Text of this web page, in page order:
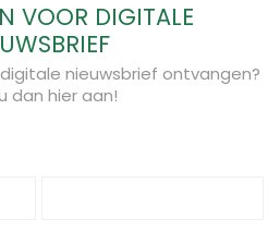
VOOR DIGITALE
nieuwsbrief ontvangen?
dan hier aan!